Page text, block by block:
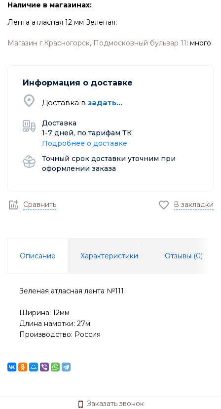
Наличие в магазинах:
Лента атласная 12 мм Зеленая:
Магазин г.Красногорск, Подмосковный бульвар 11: много
Информация о доставке
Доставка в задать...
Доставка
1-7 дней, по тарифам ТК
Подробнее о доставке
Точный срок доставки уточним при
оформлении заказа
Сравнить В закладки
Описание Характеристики Отзывы (0)
Зеленая атласная лента №111
Ширина: 12мм
Длина намотки: 27м
Производство: Россия
Заказать звонок